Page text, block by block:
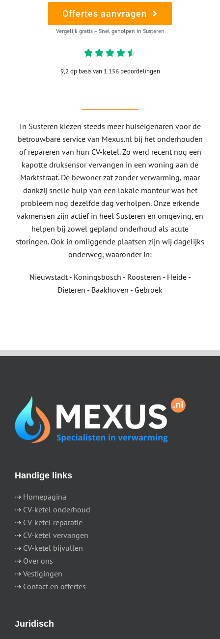
Offertes aanvragen
Vergelijk gratis – Snel geholpen in Susteren
9,2 op basis van 1.156 beoordelingen
In Susteren kiezen steeds meer huiseigenaren voor de
betrouwbare service van Mexus.nl bij het onderhouden
of repareren van hun CV-ketel. Zo werd recent nog een
kapotte druksensor vervangen in een woning aan de
Marktstraat. De bewoner zat zonder verwarming, maar
dankzij snelle hulp van een lokale monteur was het
probleem nog dezelfde dag verholpen. Onze erkende
vakmensen zijn actief in heel Susteren en omgeving, en
helpen bij zowel gepland onderhoud als acute
storingen. Ook in omliggende plaatsen zijn wij dagelijks
onderweg, waaronder in:
Nieuwstadt - Koningsbosch - Roosteren - Heide -
Dieteren - Baakhoven - Gebroek
Handige links
⇢ Homepagina
⇢ CV-ketel onderhoud
⇢ CV-ketel reparatie
⇢ CV-ketel vervangen
⇢ CV-ketel bijvullen
⇢ Over ons
⇢ Vestigingen
⇢ Contact en offertes
Juridisch